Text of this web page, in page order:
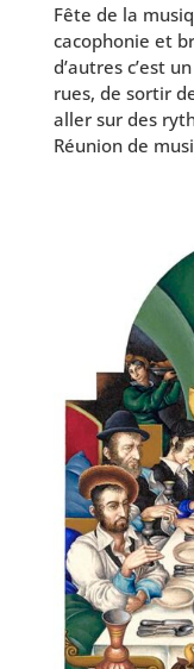
Fête de la
caco­pho­nie et
d’autres c’est
rues, de sor­tir
aller sur des
Réunion de